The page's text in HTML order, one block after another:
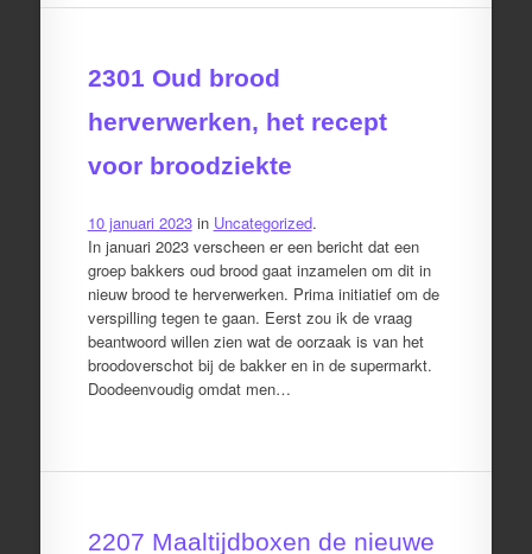
2301 Oud brood
herverwerken, het recept
voor broodziekte
10 januari 2023in Uncategorized.
In januari 2023 verscheen er een bericht dat een
groep bakkers oud brood gaat inzamelen om dit in
nieuw brood te herverwerken. Prima initiatief om de
verspilling tegen te gaan. Eerst zou ik de vraag
beantwoord willen zien wat de oorzaak is van het
broodoverschot bij de bakker en in de supermarkt.
Doodeenvoudig omdat men…
2207 Maaltijdboxen de nieuwe